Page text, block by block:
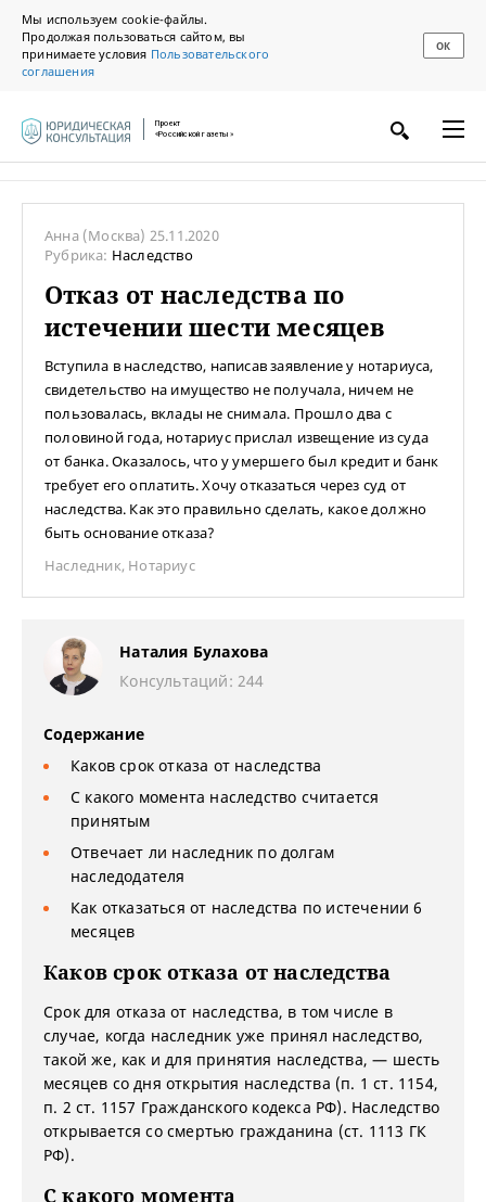
Мы используем cookie-файлы.
Продолжая пользоваться сайтом, вы
принимаете условия Пользовательского
соглашения
ОК
Проект
«Российской газеты»
Анна(Москва) 25.11.2020
Рубрика: Наследство
Отказ от наследства по
истечении шести месяцев
Вступила в наследство, написав заявление у нотариуса,
свидетельство на имущество не получала, ничем не
пользовалась, вклады не снимала. Прошло два с
половиной года, нотариус прислал извещение из суда
от банка. Оказалось, что у умершего был кредит и банк
требует его оплатить. Хочу отказаться через суд от
наследства. Как это правильно сделать, какое должно
быть основание отказа?
Наследник, Нотариус
Наталия Булахова
Консультаций: 244
Содержание
Каков срок отказа от наследства
С какого момента наследство считается
принятым
Отвечает ли наследник по долгам
наследодателя
Как отказаться от наследства по истечении 6
месяцев
Каков срок отказа от наследства
Срок для отказа от наследства, в том числе в
случае, когда наследник уже принял наследство,
такой же, как и для принятия наследства, — шесть
месяцев со дня открытия наследства (п. 1 ст. 1154,
п. 2 ст. 1157 Гражданского кодекса РФ). Наследство
открывается со смертью гражданина (ст. 1113 ГК
РФ).
С какого момента